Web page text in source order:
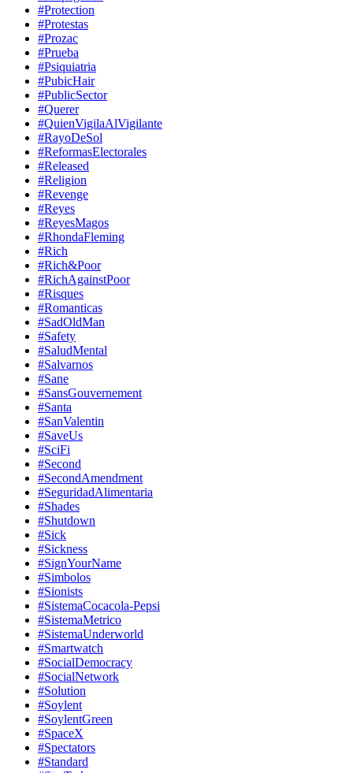
#Protection
#Protestas
#Prozac
#Prueba
#Psiquiatria
#PubicHair
#PublicSector
#Querer
#QuienVigilaAlVigilante
#RayoDeSol
#ReformasElectorales
#Released
#Religion
#Revenge
#Reyes
#ReyesMagos
#RhondaFleming
#Rich
#Rich&Poor
#RichAgainstPoor
#Risques
#Romanticas
#SadOldMan
#Safety
#SaludMental
#Salvarnos
#Sane
#SansGouvernement
#Santa
#SanValentin
#SaveUs
#SciFi
#Second
#SecondAmendment
#SeguridadAlimentaria
#Shades
#Shutdown
#Sick
#Sickness
#SignYourName
#Simbolos
#Sionists
#SistemaCocacola-Pepsi
#SistemaMetrico
#SistemaUnderworld
#Smartwatch
#SocialDemocracy
#SocialNetwork
#Solution
#Soylent
#SoylentGreen
#SpaceX
#Spectators
#Standard